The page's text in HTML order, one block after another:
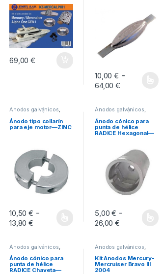
desde 15,50 € hasta 42,00 €
variantes. Las opciones se pueden elegir en la
69,00€
10,00€ -
64,00€
Este producto tiene
Ánodos galvánicos,
Anodos galvánicos
Ánodo tipo collarín
para eje motor—ZINC
10,50€ -
13,80€ Rango de precios: desde
Este producto tiene múltiples variantes. Las
Ánodos galvánicos,
Anodos galvánicos
Ánodo cónico para
punta de hélice
RADICE Hexagonal—
5,00€ -
26,00€
Este producto tiene
Ánodos galvánicos
Anodos galvánicos
Ánodo cónico para
punta de hélice
RADICE Chaveta—
Ánodos galvánicos
Anodos galvánicos
Kit Anodos Mercury-
Mercruiser Bravo III
2004